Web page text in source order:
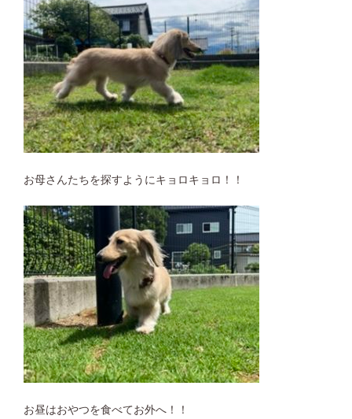
お母さんたちを探すようにキョロキョロ！！
お昼はおやつを食べてお外へ！！